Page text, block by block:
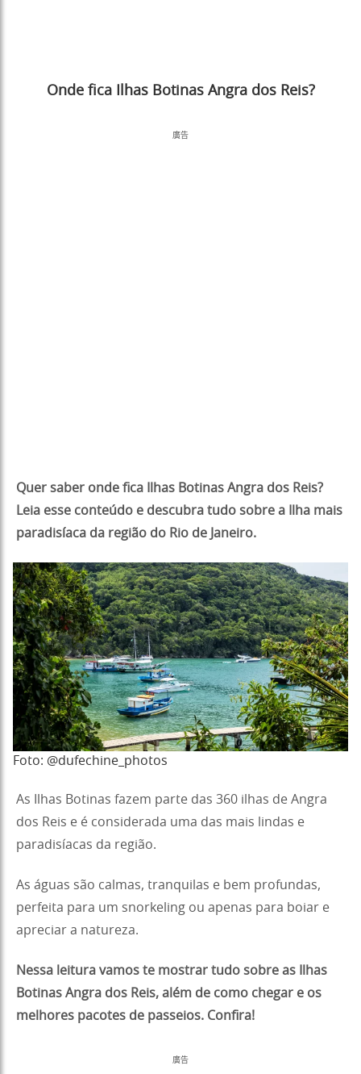
Onde fica Ilhas Botinas Angra dos Reis?
廣告
Quer saber onde fica Ilhas Botinas Angra dos Reis?
Leia esse conteúdo e descubra tudo sobre a Ilha mais
paradisíaca da região do Rio de Janeiro.
Foto: @dufechine_photos
As Ilhas Botinas fazem parte das 360 ilhas de Angra
dos Reis e é considerada uma das mais lindas e
paradisíacas da região.
As águas são calmas, tranquilas e bem profundas,
perfeita para um snorkeling ou apenas para boiar e
apreciar a natureza.
Nessa leitura vamos te mostrar tudo sobre as Ilhas
Botinas Angra dos Reis, além de como chegar e os
melhores pacotes de passeios. Confira!
廣告